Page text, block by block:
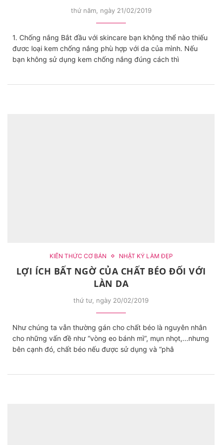
thứ năm, ngày 21/02/2019
1. Chống nắng Bắt đầu với skincare bạn không thể nào thiếu
đươc loại kem chống nắng phù hợp với da của mình. Nếu
bạn không sử dụng kem chống nắng đúng cách thì
KIẾN THỨC CƠ BẢN NHẬT KÝ LÀM ĐẸP
LỢI ÍCH BẤT NGỜ CỦA CHẤT BÉO ĐỐI VỚI
LÀN DA
thứ tư, ngày 20/02/2019
Như chúng ta vẫn thường gán cho chất béo là nguyên nhân
cho những vấn đề như “vòng eo bánh mì”, mụn nhọt,...nhưng
bên cạnh đó, chất béo nếu được sử dụng và “phâ